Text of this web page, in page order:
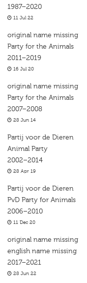
1987–2020
11 Jul 22
original name missing
Party for the Animals
2011–2019
16 Jul 20
original name missing
Party for the Animals
2007–2008
28 Jun 14
Partij voor de Dieren
Animal Party
2002–2014
28 Apr 19
Partij voor de Dieren
PvD Party for Animals
2006–2010
11 Dec 20
original name missing
english name missing
2017–2021
28 Jun 22